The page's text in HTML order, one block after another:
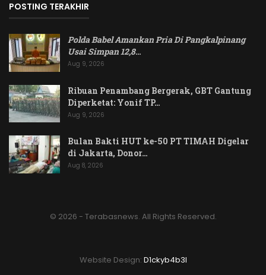
POSTING TERAKHIR
Polda Babel Amankan Pria Di Pangkalpinang
Usai Simpan 12,8…
Aug 9, 2026
Ribuan Penambang Bergerak, GBT Gantung
Diperketat: Yonif TP…
Aug 9, 2026
Bulan Bakti HUT ke-50 PT TIMAH Digelar
di Jakarta, Donor…
Aug 8, 2026
© 2026 - Terabasnews. All Rights Reserved.
Website Design: D1ckyb4b3l